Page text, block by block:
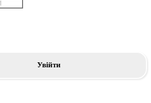
Увійти